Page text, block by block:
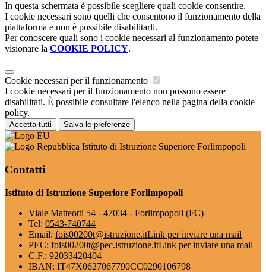
In questa schermata è possibile scegliere quali cookie consentire.
I cookie necessari sono quelli che consentono il funzionamento della
piattaforma e non è possibile disabilitarli.
Per conoscere quali sono i cookie necessari al funzionamento potete
visionare la COOKIE POLICY.
Cookie necessari per il funzionamento
I cookie necessari per il funzionamento non possono essere
disabilitati. È possibile consultare l'elenco nella pagina della cookie
policy.
Accetta tutti Salva le preferenze
Istituto di Istruzione Superiore Forlimpopoli
Contatti
Istituto di Istruzione Superiore Forlimpopoli
Viale Matteotti 54 - 47034 - Forlimpopoli (FC)
Tel: 0543-740744
Email: fois00200t@istruzione.itLink per inviare una mail
PEC: fois00200t@pec.istruzione.itLink per inviare una mail
C.F.: 92033420404
IBAN: IT47X0627067790CC0290106798